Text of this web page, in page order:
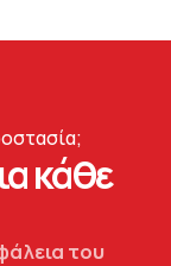
κάθε
του